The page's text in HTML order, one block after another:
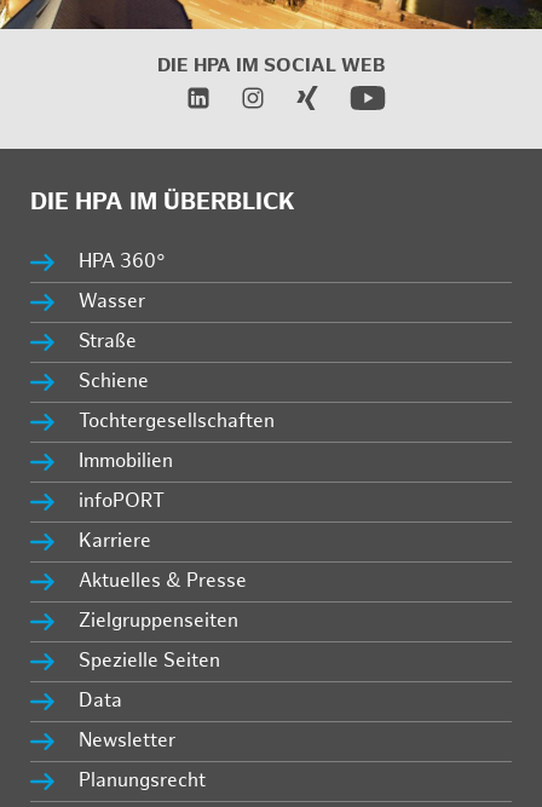
DIE HPA IM SOCIAL WEB
DIE HPA IM ÜBERBLICK
HPA 360°
Wasser
Straße
Schiene
Tochtergesellschaften
Immobilien
infoPORT
Karriere
Aktuelles & Presse
Zielgruppenseiten
Spezielle Seiten
Data
Newsletter
Planungsrecht